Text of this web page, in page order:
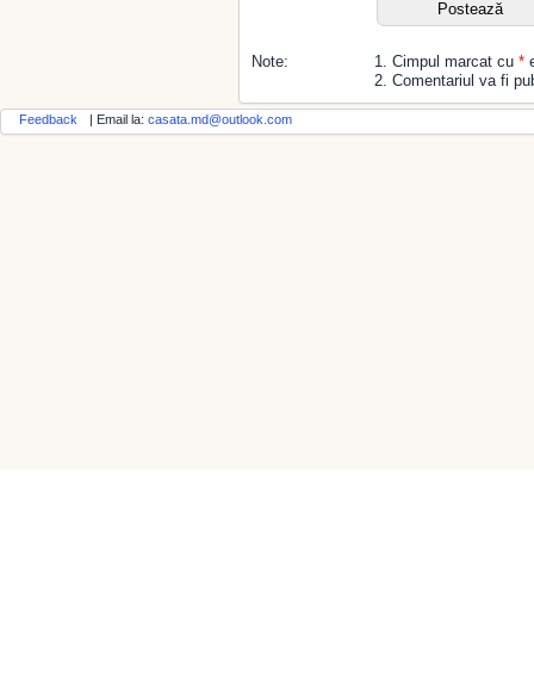
Note: 1. Cimpul marcat cu *
2. Comentariul va fi
Feedback | Email la: casata.md@outlook.com